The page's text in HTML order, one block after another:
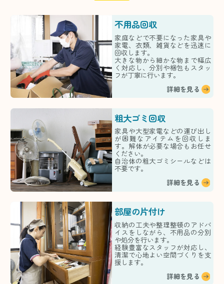
不用品回収
家庭などで不要になった家具や
家電、衣類、雑貨などを迅速に
回収します。
大きな物から細かな物まで幅広
く対応し、分別や梱包もスタッ
フが丁寧に行います。
詳細を見る
粗大ゴミ回収
家具や大型家電などの運び出し
が困難なアイテムを回収しま
す。解体が必要な場合もお任せ
ください。
自治体の粗大ゴミシールなどは
不要です。
詳細を見る
部屋の片付け
収納の工夫や整理整頓のアドバ
イスをしながら、不用品の分別
や処分を行います。
経験豊富なスタッフが対応し、
清潔で心地よい空間づくりを支
援します。
詳細を見る